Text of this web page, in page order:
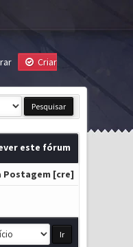
Criar
este fórum
Postagem [cre]